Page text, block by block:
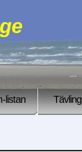
listan Tävling